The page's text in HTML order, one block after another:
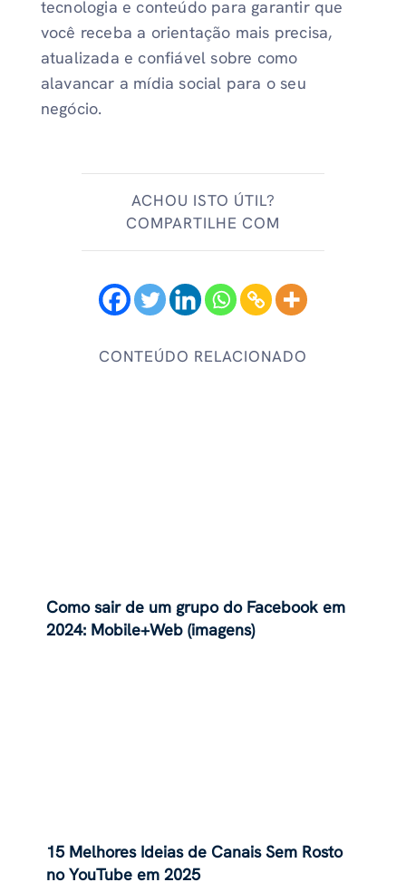
tecnologia e conteúdo para garantir que
você receba a orientação mais precisa,
atualizada e confiável sobre como
alavancar a mídia social para o seu
negócio.
ACHOU ISTO ÚTIL?
COMPARTILHE COM
CONTEÚDO RELACIONADO
Como sair de um grupo do Facebook em
2024: Mobile+Web (imagens)
15 Melhores Ideias de Canais Sem Rosto
no YouTube em 2025